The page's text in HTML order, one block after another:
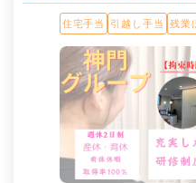
住宅手当 引越し手当 残業